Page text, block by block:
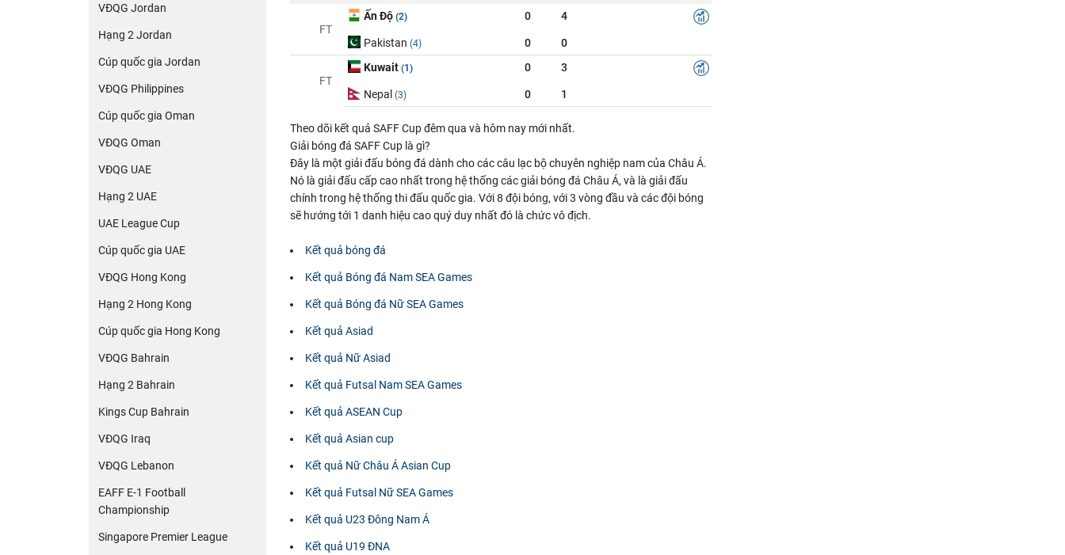
VĐQG Jordan
Hạng 2 Jordan
Cúp quốc gia Jordan
VĐQG Philippines
Cúp quốc gia Oman
VĐQG Oman
VĐQG UAE
Hạng 2 UAE
UAE League Cup
Cúp quốc gia UAE
VĐQG Hong Kong
Hạng 2 Hong Kong
Cúp quốc gia Hong Kong
VĐQG Bahrain
Hạng 2 Bahrain
Kings Cup Bahrain
VĐQG Iraq
VĐQG Lebanon
EAFF E-1 Football
Championship
Singapore Premier League
FT
Ấn Độ (2) 0 4
Pakistan (4) 0 0
FT
Kuwait (1) 0 3
Nepal (3) 0 1
Theo dõi kết quả SAFF Cup đêm qua và hôm nay mới nhất.
Giải bóng đá SAFF Cup là gì?
Đây là một giải đấu bóng đá dành cho các câu lạc bộ chuyên nghiệp nam của Châu Á.
Nó là giải đấu cấp cao nhất trong hệ thống các giải bóng đá Châu Á, và là giải đấu
chính trong hệ thống thi đấu quốc gia. Với 8 đội bóng, với 3 vòng đầu và các đội bóng
sẽ hướng tới 1 danh hiệu cao quý duy nhất đó là chức vô địch.
Kết quả bóng đá
Kết quả Bóng đá Nam SEA Games
Kết quả Bóng đá Nữ SEA Games
Kết quả Asiad
Kết quả Nữ Asiad
Kết quả Futsal Nam SEA Games
Kết quả ASEAN Cup
Kết quả Asian cup
Kết quả Nữ Châu Á Asian Cup
Kết quả Futsal Nữ SEA Games
Kết quả U23 Đông Nam Á
Kết quả U19 ĐNA